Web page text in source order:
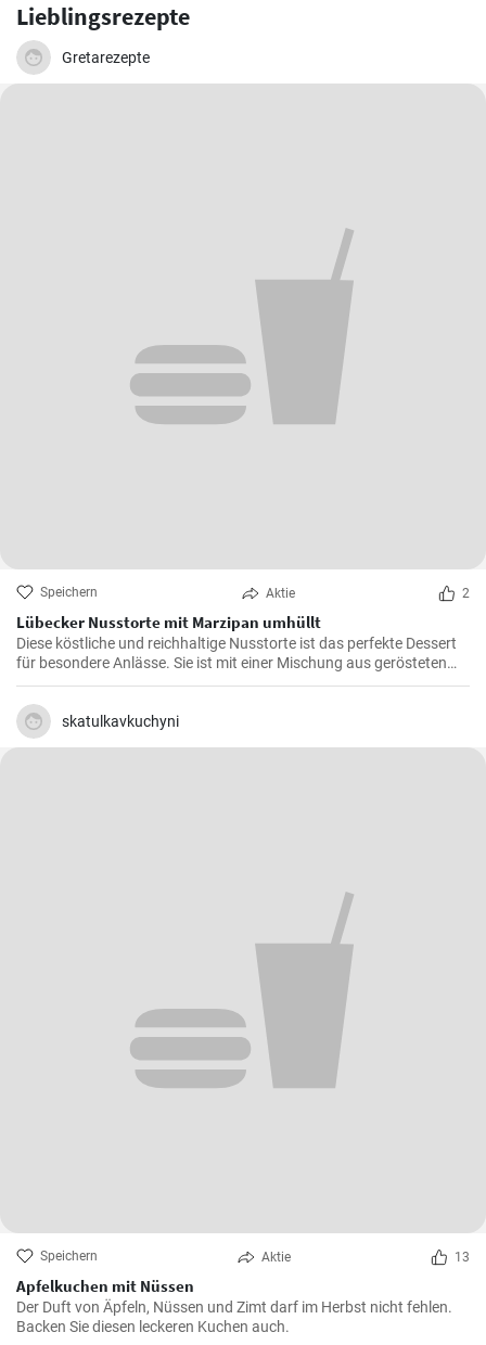
Lieblingsrezepte
Gretarezepte
Speichern Aktie 2
Lübecker Nusstorte mit Marzipan umhüllt
Diese köstliche und reichhaltige Nusstorte ist das perfekte Dessert
für besondere Anlässe. Sie ist mit einer Mischung aus gerösteten
Nüssen und einer cremigen Füllung gefüllt, die von einer knackigen
Schicht Marzipan umhüllt wird.
skatulkavkuchyni
Speichern Aktie 13
Apfelkuchen mit Nüssen
Der Duft von Äpfeln, Nüssen und Zimt darf im Herbst nicht fehlen.
Backen Sie diesen leckeren Kuchen auch.